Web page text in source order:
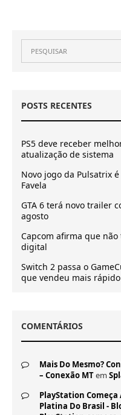
POSTS RECENTES
PS5 deve receber
atualização de sistema
Novo jogo da Pulsatrix
Favela
GTA 6 terá novo trailer
agosto
Capcom afirma que
digital
Switch 2 passa o
que vendeu mais
COMENTÁRIOS
Mais Do Mesmo?
– Conexão MTem
PlayStation Começa
Platina Do Brasil -